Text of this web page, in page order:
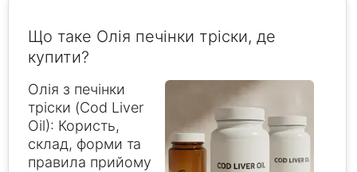
Що таке Олія печінки тріски, де
купити?
Олія з печінки
тріски (Cod Liver
Oil): Користь,
склад, форми та
правила прийому